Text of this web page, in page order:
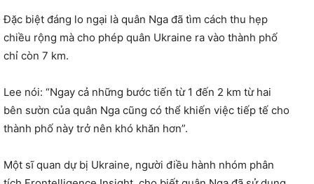
Đặc biệt đáng lo ngại là quân Nga đã tìm cách thu hẹp
chiều rộng mà cho phép quân Ukraine ra vào thành phố
chỉ còn 7 km.
Lee nói: “Ngay cả những bước tiến từ 1 đến 2 km từ hai
bên sườn của quân Nga cũng có thể khiến việc tiếp tế cho
thành phố này trở nên khó khăn hơn”.
Một sĩ quan dự bị Ukraine, người điều hành nhóm phân